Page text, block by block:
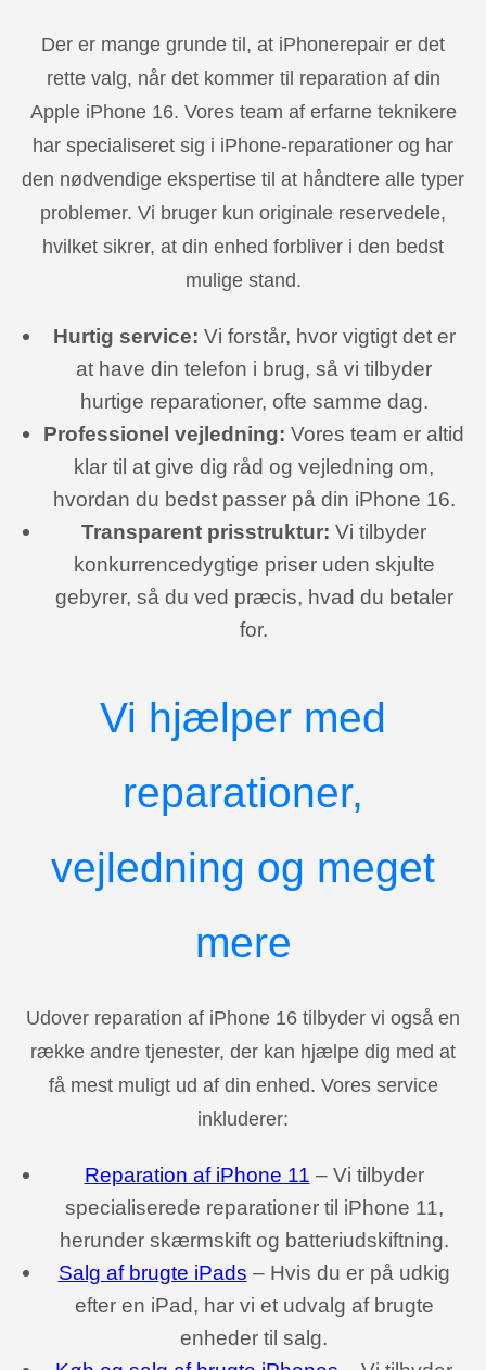
Der er mange grunde til, at iPhonerepair er det
rette valg, når det kommer til reparation af din
Apple iPhone 16. Vores team af erfarne teknikere
har specialiseret sig i iPhone-reparationer og har
den nødvendige ekspertise til at håndtere alle typer
problemer. Vi bruger kun originale reservedele,
hvilket sikrer, at din enhed forbliver i den bedst
mulige stand.
Hurtig service: Vi forstår, hvor vigtigt det er
at have din telefon i brug, så vi tilbyder
hurtige reparationer, ofte samme dag.
Professionel vejledning: Vores team er altid
klar til at give dig råd og vejledning om,
hvordan du bedst passer på din iPhone 16.
Transparent prisstruktur: Vi tilbyder
konkurrencedygtige priser uden skjulte
gebyrer, så du ved præcis, hvad du betaler
for.
Vi hjælper med
reparationer,
vejledning og meget
mere
Udover reparation af iPhone 16 tilbyder vi også en
række andre tjenester, der kan hjælpe dig med at
få mest muligt ud af din enhed. Vores service
inkluderer:
Reparation af iPhone 11 – Vi tilbyder
specialiserede reparationer til iPhone 11,
herunder skærmskift og batteriudskiftning.
Salg af brugte iPads – Hvis du er på udkig
efter en iPad, har vi et udvalg af brugte
enheder til salg.